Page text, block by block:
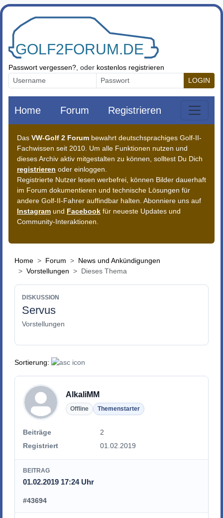
Zum Inhalt springen
Passwort vergessen? , oder kostenlos registrieren
LOGIN
Home Forum Registrieren
Das VW-Golf 2 Forum bewahrt deutschsprachiges Golf-II-
Fachwissen seit 2010. Um alle Funktionen nutzen und
dieses Archiv aktiv mitgestalten zu können, solltest Du Dich
registrieren oder einloggen.
Registrierte Nutzer lesen werbefrei, können Bilder dauerhaft
im Forum dokumentieren und technische Lösungen für
andere Golf-II-Fahrer auffindbar halten. Abonniere uns auf
Instagram und Facebook für neueste Updates und
Community-Interaktionen.
Home Forum
News und Ankündigungen
Vorstellungen
Dieses Thema
DISKUSSION
Servus
Vorstellungen
Sortierung:
AlkaliMM
Offline Themenstarter
Beiträge
2
Registriert
01.02.2019
BEITRAG
01.02.2019 17:24 Uhr
#43694